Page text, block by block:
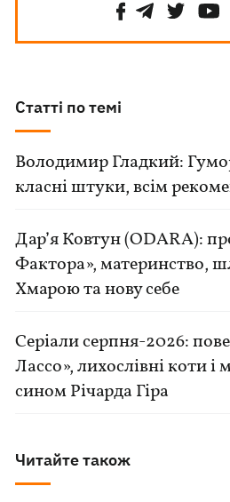
Статті по темі
Володимир Гладкий:
класні штуки, всім
Дар’я Ковтун (ODARA):
Фактора», материнство,
Хмарою та нову себе
Серіали серпня-2026:
Лассо», лихослівні коти і
сином Річарда Гіра
Читайте також